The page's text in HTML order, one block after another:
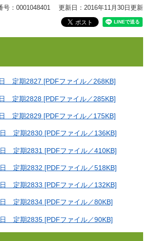
号：0001048401 更新日：2016年11月30日更新
定期2827 [PDFファイル／268KB]
定期2828 [PDFファイル／285KB]
定期2829 [PDFファイル／175KB]
定期2830 [PDFファイル／136KB]
定期2831 [PDFファイル／410KB]
定期2832 [PDFファイル／518KB]
定期2833 [PDFファイル／132KB]
定期2834 [PDFファイル／80KB]
定期2835 [PDFファイル／90KB]